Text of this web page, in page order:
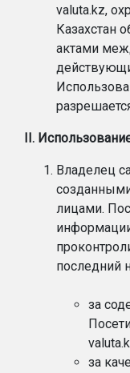
valuta.kz,
Казахстан
актами
II.
Владелец
лицами.
последний
за
за